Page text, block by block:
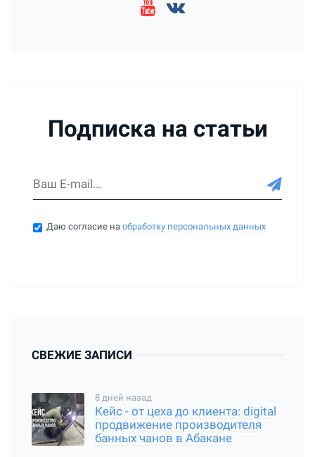
Подписка на статьи
Даю согласие наобработку персональных данных
СВЕЖИЕ ЗАПИСИ
8 дней назад
Кейс - от цеха до клиента: digital
продвижение производителя
банных чанов в Абакане